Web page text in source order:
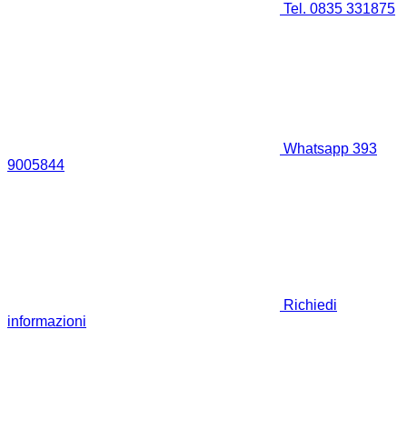
Tel. 0835 331875
Whatsapp 393
9005844
Richiedi
informazioni